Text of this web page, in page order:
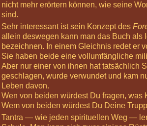
nicht mehr erörtern können, wie seine
sind.
Sehr interessant ist sein Konzept des
allein deswegen kann man das Buch als
bezeichnen. In einem Gleichnis redet er
Sie haben beide eine vollumfängliche
Aber nur einer von ihnen hat tatsächlich
geschlagen, wurde verwundet und kam
Leben davon.
Wen von beiden würdest Du fragen, was
Wem von beiden würdest Du Deine
Tantra — wie jeden spirituellen Weg —
Arme
Hände
09
Jan
2027
12:00
Körperreise
Tag:
Tragend
-
Beine